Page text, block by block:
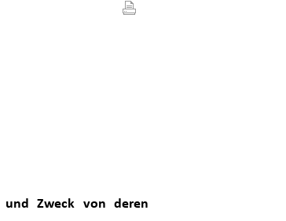
und Zweck von deren